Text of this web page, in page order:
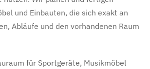
und Einbauten, die sich exakt an
Abläufe und den vorhandenen Raum
für Sportgeräte, Musikmöbel